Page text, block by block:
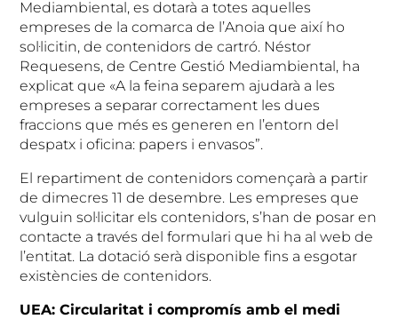
Mediambiental, es dotarà a totes aquelles
empreses de la comarca de l’Anoia que així ho
sol·licitin, de contenidors de cartró. Néstor
Requesens, de Centre Gestió Mediambiental, ha
explicat que «A la feina separem ajudarà a les
empreses a separar correctament les dues
fraccions que més es generen en l’entorn del
despatx i oficina: papers i envasos”.
El repartiment de contenidors començarà a partir
de dimecres 11 de desembre. Les empreses que
vulguin sol·licitar els contenidors, s’han de posar en
contacte a través del formulari que hi ha al web de
l’entitat. La dotació serà disponible fins a esgotar
existències de contenidors.
UEA: Circularitat i compromís amb el medi